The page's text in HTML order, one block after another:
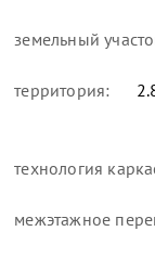
земельный
территория:
технология
межэтажное